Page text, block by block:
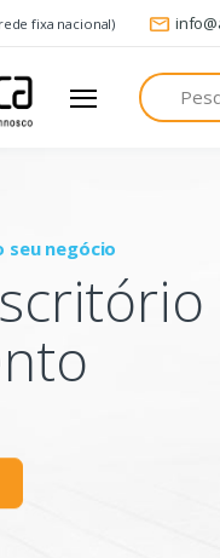
fixa nacional)
Pesquisa
seu negócio